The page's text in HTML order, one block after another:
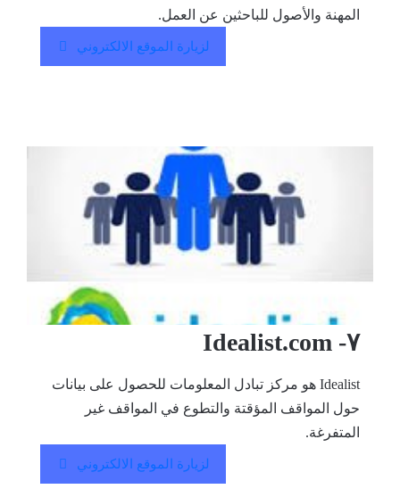
المهنة والأصول للباحثين عن العمل.
لزيارة الموقع الالكتروني
٧- Idealist.com
Idealist هو مركز تبادل المعلومات للحصول على بيانات
حول المواقف المؤقتة والتطوع في المواقف غير
المتفرغة.
لزيارة الموقع الالكتروني